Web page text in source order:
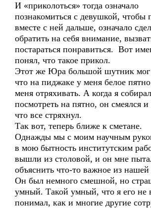
И «приколоться» тогда означало
познакомиться с девушкой, чтобы
вместе с ней дальше, означало
обратить на себя внимание,
постараться понравиться. Вот
понял, что такое прикол.
Этот же Юра большой шутник мог
что на пиджаке у меня белое
меня отряхивать. А когда я
посмотреть на пятно, он смеялся и
что все стряхнул.
Так вот, теперь ближе к сметане.
Однажды мы с моим научным
в мою бытность институтским
вышли из столовой, и он мне
объяснить что-то важное из
Он был немного смешной, но
умный. Такой умный, что я его не
понимал, как и многие другие